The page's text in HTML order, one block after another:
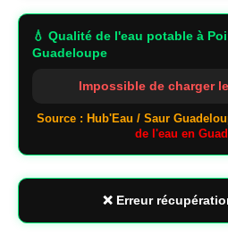
💧 Qualité de l'eau potable à
Guadeloupe
Impossible de charger
Source : Hub'Eau / Saur
de l'eau en
❌ Erreur